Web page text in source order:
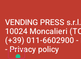
VENDING PRESS
10024 Moncalieri
(+39) 011-6602900
-Privacy policy